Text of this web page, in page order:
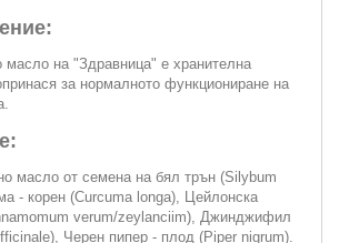
масло на "Здравница" е хранителна
за нормалното функциониране на
масло от семена на бял трън (Silybum
- корен (Curcuma longa), Цейлонска
verum/zeylanciim), Джинджифил
Черен пипер - плод (Piper nigrum).